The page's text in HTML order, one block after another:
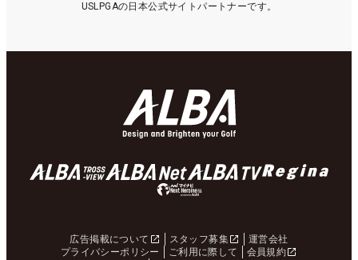
USLPGAの日本公式サイトパートナーです。
広告掲載について スタッフ募集
運営会社
プライバシーポリシー
ご利用に際して
会員規約